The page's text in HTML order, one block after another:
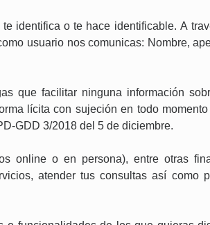
identifica o te hace identificable. A
usuario nos comunicas: Nombre,
que facilitar ninguna información
lícita con sujeción en todo
GDD 3/2018 del 5 de diciembre.
online o en persona), entre otras
atender tus consultas así como